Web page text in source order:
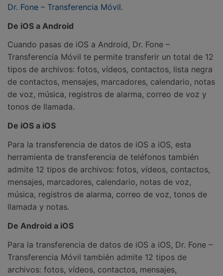
Dr. Fone – Transferencia Móvil.
De iOS a Android
Cuando pasas de iOS a Android, Dr. Fone –
Transferencia Móvil te permite transferir un total de 12
tipos de archivos: fotos, vídeos, contactos, lista negra
de contactos, mensajes, marcadores, calendario, notas
de voz, música, registros de alarma, correo de voz y
tonos de llamada.
De iOS a iOS
Para la transferencia de datos de iOS a iOS, esta
herramienta de transferencia de teléfonos también
admite 12 tipos de archivos: fotos, vídeos, contactos,
mensajes, marcadores, calendario, notas de voz,
música, registros de alarma, correo de voz, tonos de
llamada y notas.
De Android a iOS
Para la transferencia de datos de iOS a iOS, Dr. Fone –
Transferencia Móvil también admite 12 tipos de
archivos: fotos, vídeos, contactos, mensajes,